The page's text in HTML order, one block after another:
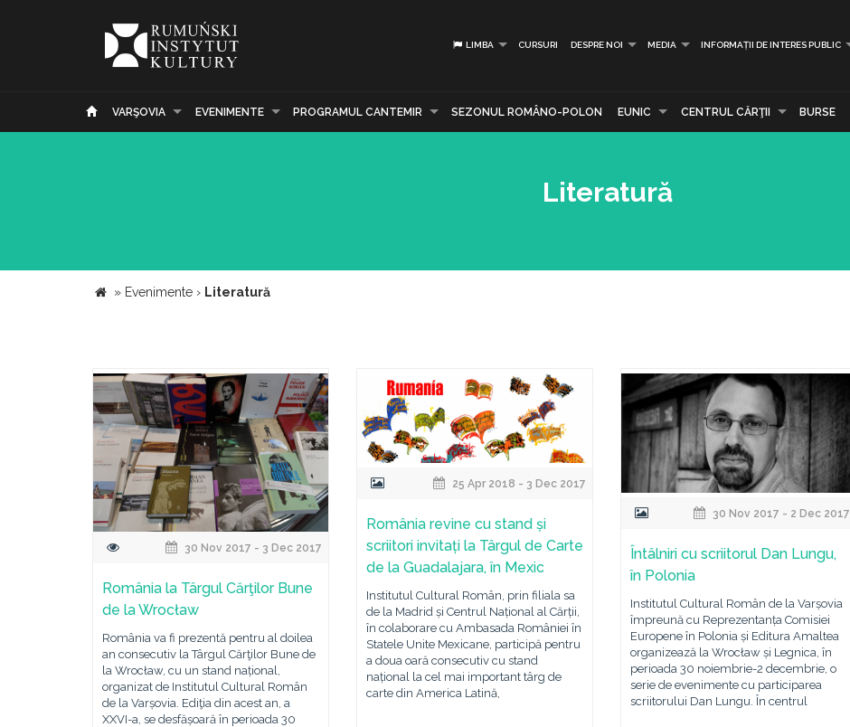
LIMBA CURSURI DESPRE NOI MEDIA INFORMAȚII DE INTERES PUBLIC
VARŞOVIA EVENIMENTE PROGRAMUL CANTEMIR SEZONUL ROMÂNO-POLON EUNIC CENTRUL CĂRŢII BURSE
Literatură
» Evenimente › Literatură
30 Nov 2017 - 3 Dec 2017
România la Târgul Cărţilor Bune
de la Wrocław
România va fi prezentă pentru al doilea
an consecutiv la Târgul Cărţilor Bune de
la Wrocław, cu un stand național,
organizat de Institutul Cultural Român
de la Varșovia. Ediţia din acest an, a
XXVI-a, se desfășoară în perioada 30
25 Apr 2018 - 3 Dec 2017
România revine cu stand și
scriitori invitați la Târgul de Carte
de la Guadalajara, în Mexic
Institutul Cultural Român, prin filiala sa
de la Madrid și Centrul Național al Cărții,
în colaborare cu Ambasada României în
Statele Unite Mexicane, participă pentru
a doua oară consecutiv cu stand
național la cel mai important târg de
carte din America Latină,
30 Nov 2017 - 2 Dec 2017
Întâlniri cu scriitorul Dan Lungu,
în Polonia
Institutul Cultural Român de la Varșovia
împreună cu Reprezentanța Comisiei
Europene în Polonia și Editura Amaltea
organizează la Wrocław și Legnica, în
perioada 30 noiembrie-2 decembrie, o
serie de evenimente cu participarea
scriitorului Dan Lungu. În centrul